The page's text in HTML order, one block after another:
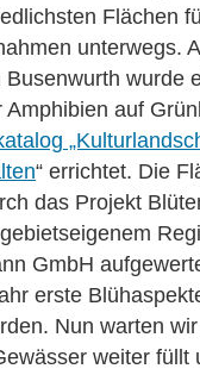
Flächen
unterwegs.
wurde
Amphibien auf
“ errichtet. Die
das Projekt
GmbH
erste
Nun warten
weiter füllt